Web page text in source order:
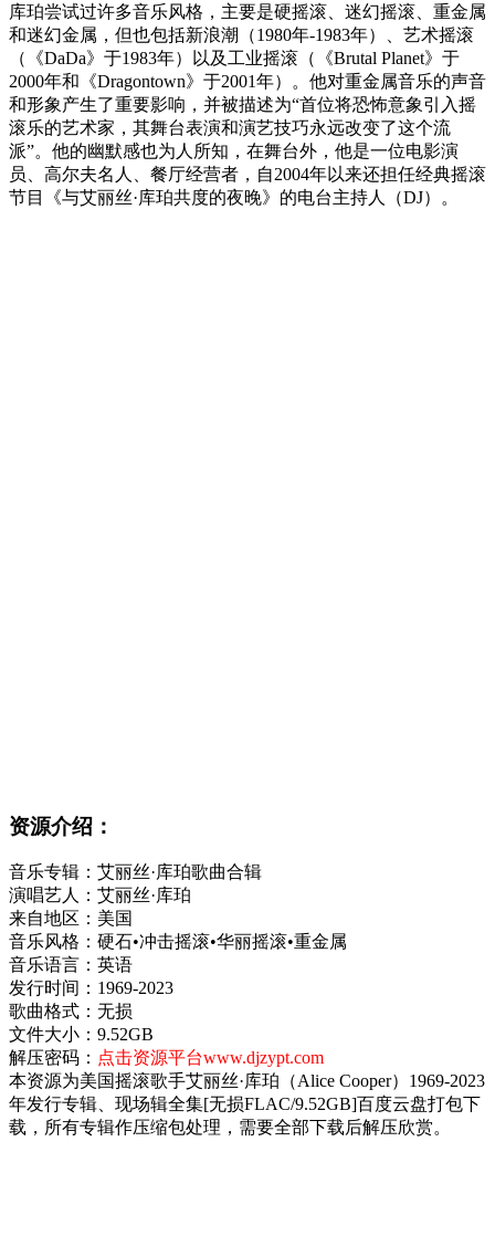
库珀尝试过许多音乐风格，主要是硬摇滚、迷幻摇滚、重金属
和迷幻金属，但也包括新浪潮（1980年-1983年）、艺术摇滚
（《DaDa》于1983年）以及工业摇滚（《Brutal Planet》于
2000年和《Dragontown》于2001年）。他对重金属音乐的声音
和形象产生了重要影响，并被描述为“首位将恐怖意象引入摇
滚乐的艺术家，其舞台表演和演艺技巧永远改变了这个流
派”。他的幽默感也为人所知，在舞台外，他是一位电影演
员、高尔夫名人、餐厅经营者，自2004年以来还担任经典摇滚
节目《与艾丽丝·库珀共度的夜晚》的电台主持人（DJ）。
资源介绍：
音乐专辑：艾丽丝·库珀歌曲合辑
演唱艺人：艾丽丝·库珀
来自地区：美国
音乐风格：硬石•冲击摇滚•华丽摇滚•重金属
音乐语言：英语
发行时间：1969-2023
歌曲格式：无损
文件大小：9.52GB
解压密码： 点击资源平台www.djzypt.com
本资源为美国摇滚歌手艾丽丝·库珀（Alice Cooper）1969-2023
年发行专辑、现场辑全集[无损FLAC/9.52GB]百度云盘打包下
载，所有专辑作压缩包处理，需要全部下载后解压欣赏。